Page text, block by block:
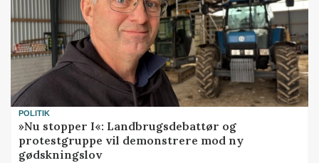
POLITIK
»Nu stopper I«: Landbrugsdebattør og
protestgruppe vil demonstrere mod ny
gødskningslov